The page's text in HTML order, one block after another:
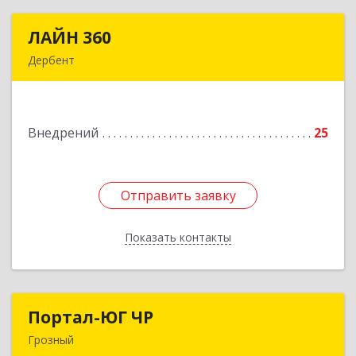
ЛАЙН 360
Дербент
Внедрений 25
Отправить заявку
Показать контакты
Подробнее
Отправить заявку
Назад
Портал-ЮГ ЧР
Грозный